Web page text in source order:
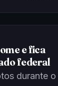
e fica
federal
durante o